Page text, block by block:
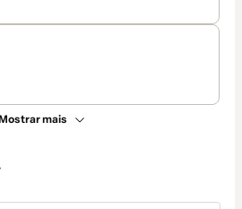
Mostrar mais